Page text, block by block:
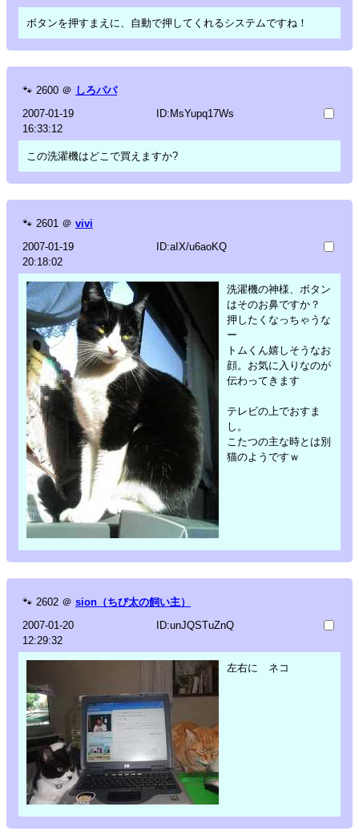
ボタンを押すまえに、自動で押してくれるシステムですね！
🐾 2600 ＠ しろパパ
2007-01-19
16:33:12
ID:MsYupq17Ws
この洗濯機はどこで買えますか?
🐾 2601 ＠ vivi
2007-01-19
20:18:02
ID:aIX/u6aoKQ
洗濯機の神様、ボタン
はそのお鼻ですか？
押したくなっちゃうな
ー
トムくん嬉しそうなお
顔。お気に入りなのが
伝わってきます
テレビの上でおすま
し。
こたつの主な時とは別
猫のようですｗ
🐾 2602 ＠ sion（ちび太の飼い主）
2007-01-20
12:29:32
ID:unJQSTuZnQ
左右に ネコ